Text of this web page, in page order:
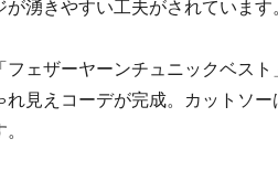
湧きやすい工夫がされています
ェザーヤーンチュニックベス
見えコーデが完成。カットソ